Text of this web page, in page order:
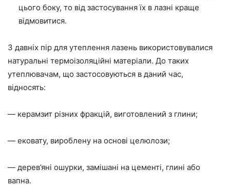
цього боку, то від застосування їх в лазні краще
відмовитися.
З давніх пір для утеплення лазень використовувалися
натуральні термоізоляційні матеріали. До таких
утеплювачам, що застосовуються в даний час,
відносять:
— керамзит різних фракцій, виготовлений з глини;
— ековату, вироблену на основі целюлози;
— дерев’яні ошурки, замішані на цементі, глині або
вапна.